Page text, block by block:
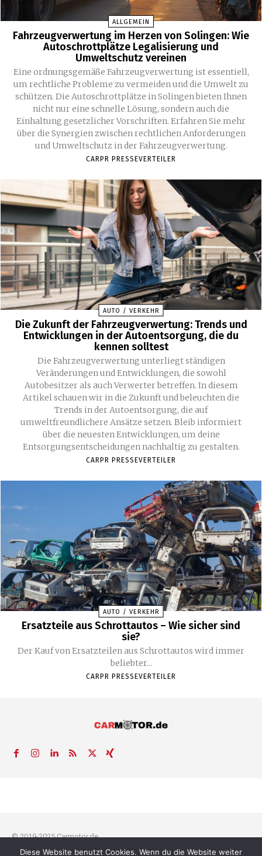
ALLGEMEIN
Fahrzeugverwertung im Herzen von Solingen: Wie
Autoschrottplätze Legalisierung und
Umweltschutz vereinen
Eine ordnungsgemäße Fahrzeugverwertung ist essentiell,
um rechtliche Probleme zu vermeiden und die Umwelt zu
schützen. Die Autoschrottplätze in Solingen bieten Ihnen
nicht nur eine schnelle Lösung, sondern auch die
Einhaltung gesetzlicher Vorschriften. Erfahren Sie mehr
über die Synergien zwischen rechtlichen Anforderungen
und Umweltschutz in der Fahrzeugverwertung.
CARPR PRESSEVERTEILER
AUTO / VERKEHR
Die Zukunft der Fahrzeugverwertung: Trends und
Entwicklungen in der Autoentsorgung, die du
kennen solltest
Die Fahrzeugverwertung unterliegt ständigen
Veränderungen und Entwicklungen, die sowohl
Autobesitzer als auch Verwerter betreffen. In diesem
Artikel schauen wir in die Zukunft und beleuchten die
Trends in der Autoentsorgung, die auf
umweltfreundlichere Ansätze setzen. Bleib informiert
über die neuesten Entwicklungen, um deine
Entsorgungsentscheidungen nachhaltig zu gestalten.
CARPR PRESSEVERTEILER
AUTO / VERKEHR
Ersatzteile aus Schrottautos – Wie sicher sind
sie?
Der Kauf von Ersatzteilen aus Schrottautos wird immer
beliebter...
CARPR PRESSEVERTEILER
© 2019-2025 Carmotor.de
Diese Website benutzt Cookies. Wenn du die Website weiter